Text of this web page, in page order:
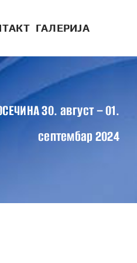
ГАЛЕРИЈА
30. август – 01.
септембар 2024